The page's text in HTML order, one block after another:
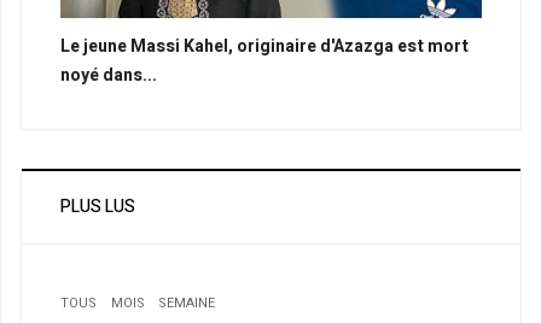
Le jeune Massi Kahel, originaire d'Azazga est mort
noyé dans...
PLUS LUS
TOUS MOIS
SEMAINE